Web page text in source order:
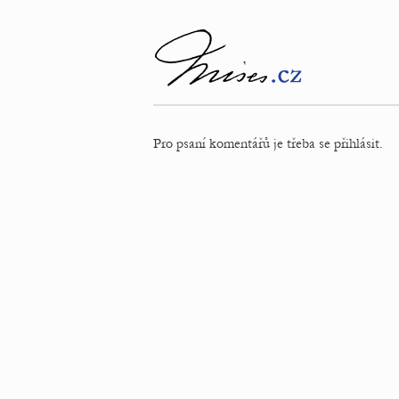
Pro psaní komentářů je třeba se přihlásit.